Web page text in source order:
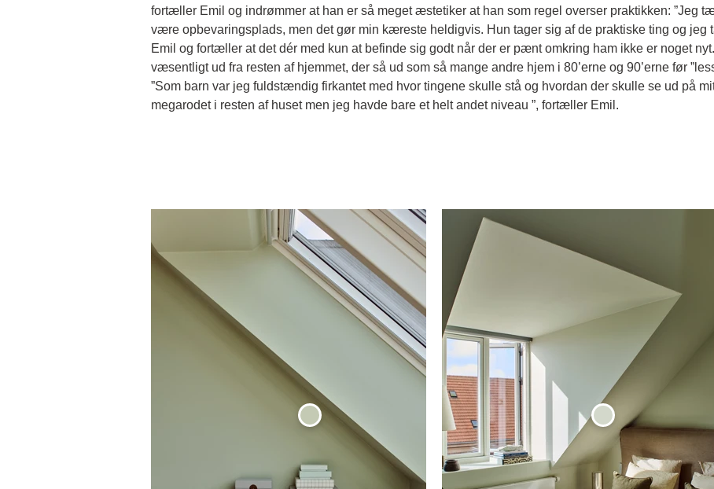
fortæller Emil og indrømmer at han er så meget æstetiker at han som regel overser praktikken: ”Jeg
være opbevaringsplads, men det gør min kæreste heldigvis. Hun tager sig af de praktiske ting og jeg
Emil og fortæller at det dér med kun at befinde sig godt når der er pænt omkring ham ikke er noget
væsentligt ud fra resten af hjemmet, der så ud som så mange andre hjem i 80’erne og 90’erne før
”Som barn var jeg fuldstændig firkantet med hvor tingene skulle stå og hvordan der skulle se ud på
megarodet i resten af huset men jeg havde bare et helt andet niveau ”, fortæller Emil.